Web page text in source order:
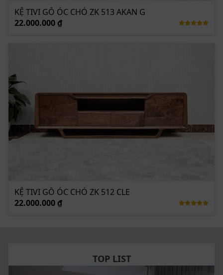
KỆ TIVI GỖ ÓC CHÓ ZK 513 AKAN G
22.000.000 ₫
KỆ TIVI GỖ ÓC CHÓ ZK 512 CLE
22.000.000 ₫
TOP LIST